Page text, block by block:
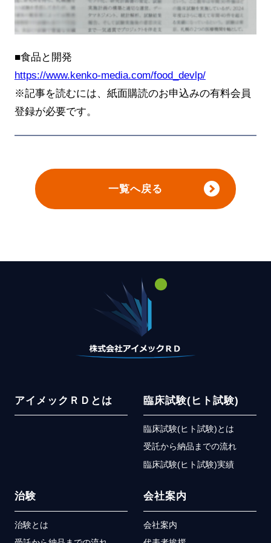
■食品と開発
https://www.kenko-media.com/food_devlp/
※記事を読むには、紙面購読のお申込みの有料会員
登録が必要です。
一覧へ戻る
アイメックＲＤとは 臨床試験(ヒト試験)
臨床試験(ヒト試験)とは
受託から納品までの流れ
臨床試験(ヒト試験)実績
治験
治験とは
会社案内
会社案内